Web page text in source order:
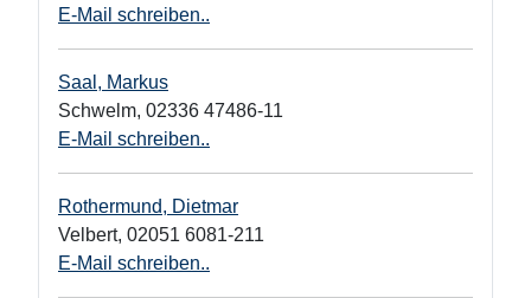
E-Mail schreiben..
Saal, Markus
Schwelm, 02336 47486-11
E-Mail schreiben..
Rothermund, Dietmar
Velbert, 02051 6081-211
E-Mail schreiben..